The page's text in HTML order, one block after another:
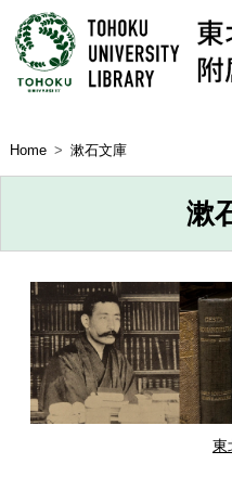
Home 漱石文庫
漱
東